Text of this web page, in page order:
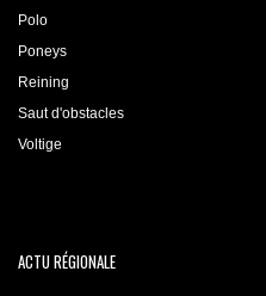
Polo
Poneys
Reining
Saut d'obstacles
Voltige
ACTU RÉGIONALE